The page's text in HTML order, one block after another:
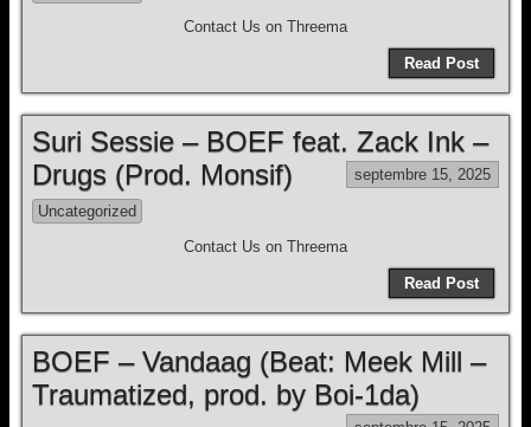
Contact Us on Threema
Read Post
Suri Sessie – BOEF feat. Zack Ink –
Drugs (Prod. Monsif)
septembre 15, 2025
Uncategorized
Contact Us on Threema
Read Post
BOEF – Vandaag (Beat: Meek Mill –
Traumatized, prod. by Boi-1da)